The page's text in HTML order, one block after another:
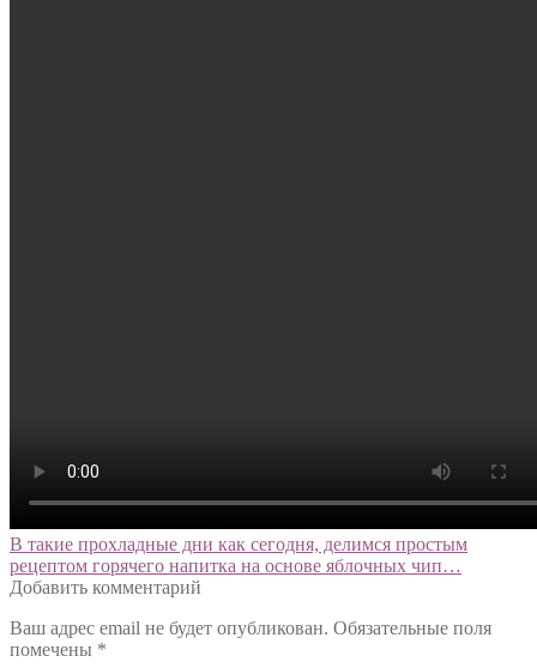
Навигация
по
Предыдущий:
В такие прохладные дни как сегодня, делимся простым
рецептом горячего напитка на основе яблочных чип…
Добавить комментарий
Ваш адрес email не будет опубликован. Обязательные поля
помечены *